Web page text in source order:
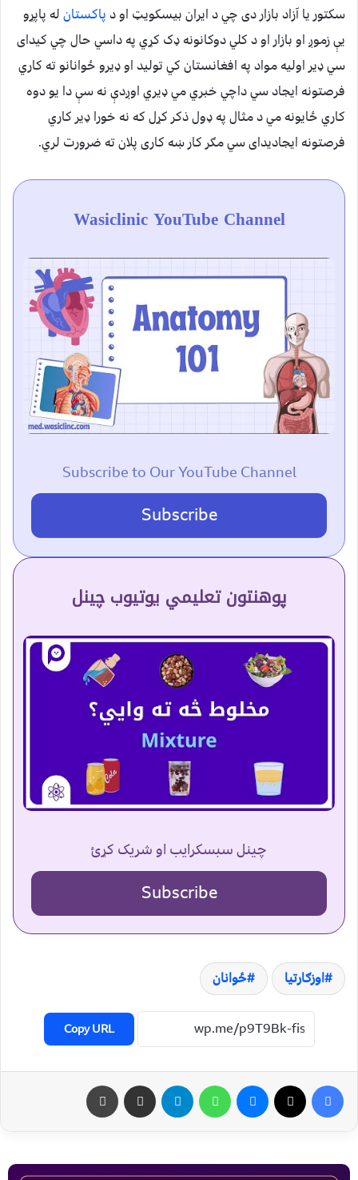
سکتور یا آزاد بازار دی چي د ایران بیسکویټ او دپاکستانله پاپړو
یې زموږ او بازار او د کلي دوکانونه ډک کړي په داسي حال چي کیدای
سي ډیر اولیه مواد په افغانستان کي تولید او ډیرو ځوانانو ته کاري
فرصتونه ایجاد سي داچي خبري مي ډیري اوږدې نه سې دا یو دوه
کاري ځایونه مي د مثال په ډول ذکر کړل که نه خورا ډیر کاري
فرصتونه ایجادیدای سي مګر کار ښه کاری پلان ته ضرورت لري.
Wasiclinic YouTube Channel
Subscribe to Our YouTube Channel
Subscribe
پوهنتون تعلیمي یوتیوب چینل
چینل سبسکرایب او شریک کړئ
Subscribe
اوزګارتیا ځوانان
Copy URL